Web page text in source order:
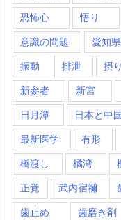
恐怖心 悟り
意識の問題 愛知
振動 排泄 摂
新参者 新宮
日月潭 日本と中
最新医学 有形
橋渡し 橘湾
正覚 武内宿禰
歯止め 歯磨き剤